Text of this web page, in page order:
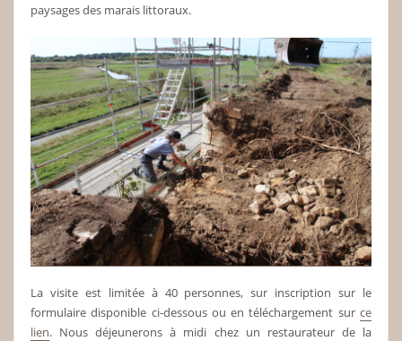
paysages des marais littoraux.
La visite est limitée à 40 personnes, sur inscription sur le
formulaire disponible ci-dessous ou en téléchargement surce
lien. Nous déjeunerons à midi chez un restaurateur de la